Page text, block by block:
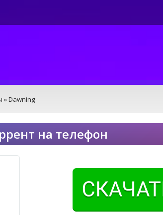
» Dawning
на телефон